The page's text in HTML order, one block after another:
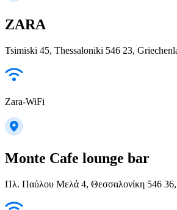
ZARA
Tsimiski 45, Thessaloniki 546 23,
Zara-WiFi
Monte Cafe lounge bar
Πλ. Παύλου Μελά 4, Θεσσαλονίκη 546